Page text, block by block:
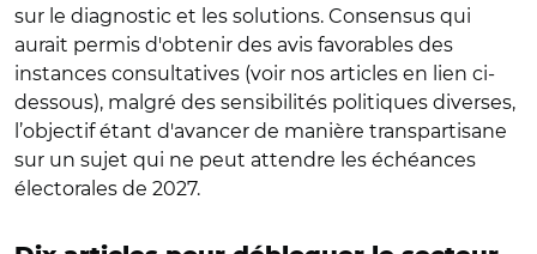
sur le diagnostic et les solutions. Consensus qui
aurait permis d'obtenir des avis favorables des
instances consultatives (voir nos articles en lien ci-
dessous), malgré des sensibilités politiques diverses,
l’objectif étant d'avancer de manière transpartisane
sur un sujet qui ne peut attendre les échéances
électorales de 2027.